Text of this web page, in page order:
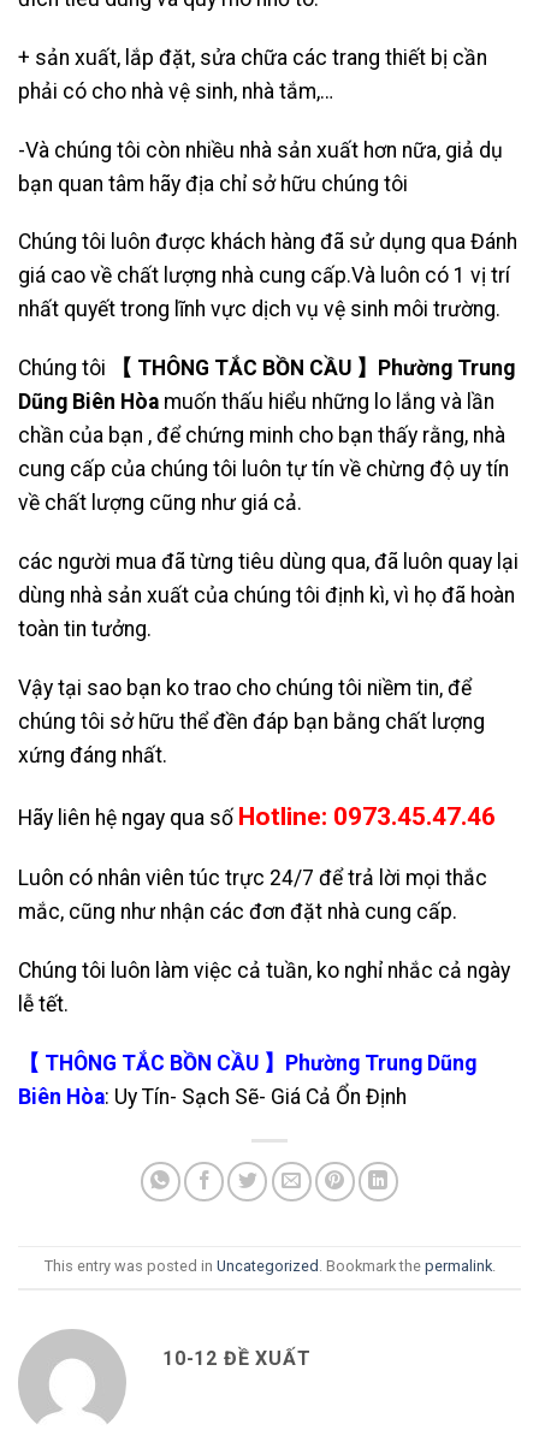
+ sản xuất, lắp đặt, sửa chữa các trang thiết bị cần
phải có cho nhà vệ sinh, nhà tắm,…
-Và chúng tôi còn nhiều nhà sản xuất hơn nữa, giả dụ
bạn quan tâm hãy địa chỉ sở hữu chúng tôi
Chúng tôi luôn được khách hàng đã sử dụng qua Đánh
giá cao về chất lượng nhà cung cấp.Và luôn có 1 vị trí
nhất quyết trong lĩnh vực dịch vụ vệ sinh môi trường.
Chúng tôi
【 THÔNG TẮC BỒN CẦU 】Phường Trung
Dũng Biên Hòa muốn thấu hiểu những lo lắng và lần
chần của bạn , để chứng minh cho bạn thấy rằng, nhà
cung cấp của chúng tôi luôn tự tín về chừng độ uy tín
về chất lượng cũng như giá cả.
các người mua đã từng tiêu dùng qua, đã luôn quay lại
dùng nhà sản xuất của chúng tôi định kì, vì họ đã hoàn
toàn tin tưởng.
Vậy tại sao bạn ko trao cho chúng tôi niềm tin, để
chúng tôi sở hữu thể đền đáp bạn bằng chất lượng
xứng đáng nhất.
Hãy liên hệ ngay qua số Hotline: 0973.45.47.46
Luôn có nhân viên túc trực 24/7 để trả lời mọi thắc
mắc, cũng như nhận các đơn đặt nhà cung cấp.
Chúng tôi luôn làm việc cả tuần, ko nghỉ nhắc cả ngày
lễ tết.
【 THÔNG TẮC BỒN CẦU 】Phường Trung Dũng
Biên Hòa: Uy Tín- Sạch Sẽ- Giá Cả Ổn Định
This entry was posted in Uncategorized . Bookmark the permalink.
10-12 ĐỀ XUẤT